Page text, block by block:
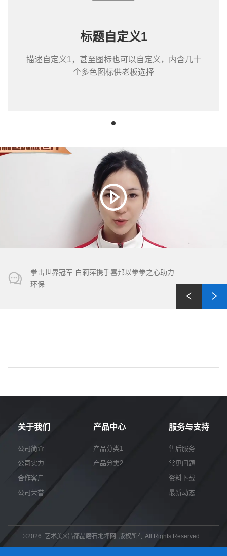
标题自定义1
描述自定义1，甚至图标也可以自定义，内含几十
个多色图标供老板选择
拳击世界冠军 白莉萍携手喜邦以拳拳之心助力
环保
关于我们
公司简介
公司实力
合作客户
公司荣誉
产品中心
产品分类1
产品分类2
服务与支持
售后服务
常见问题
资料下载
最新动态
©2026 艺术美®昌都晶磨石地坪网 版权所有.All Rights Reserved.